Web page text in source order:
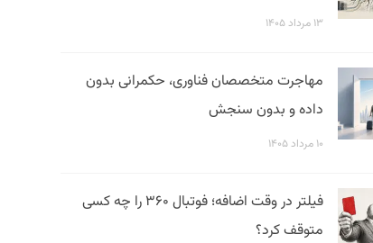
۱۳ مرداد ۱۴۰۵
مهاجرت متخصصان فناوری، حکمرانی بدون
داده و بدون سنجش
۱۰ مرداد ۱۴۰۵
فیلتر در وقت اضافه؛ فوتبال ۳۶۰ را چه کسی
متوقف کرد؟